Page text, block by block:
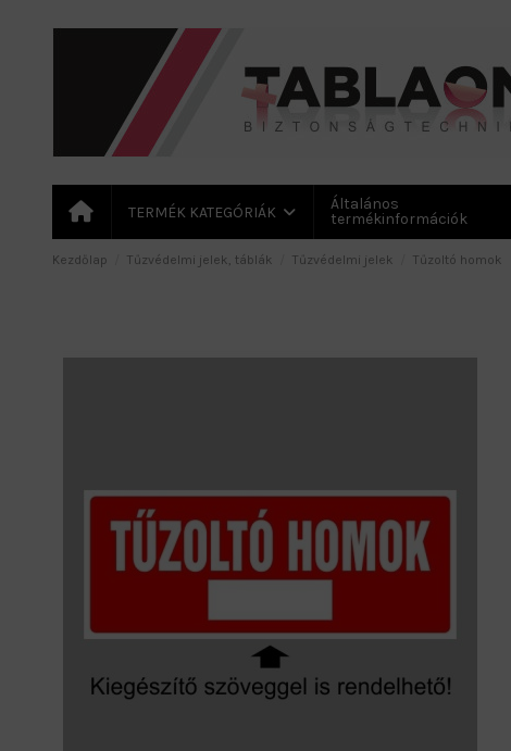
TERMÉK KATEGÓRIÁK
Általános
termékinformációk
Kezdőlap Tűzvédelmi jelek, táblák Tűzvédelmi jelek Tűzoltó homok